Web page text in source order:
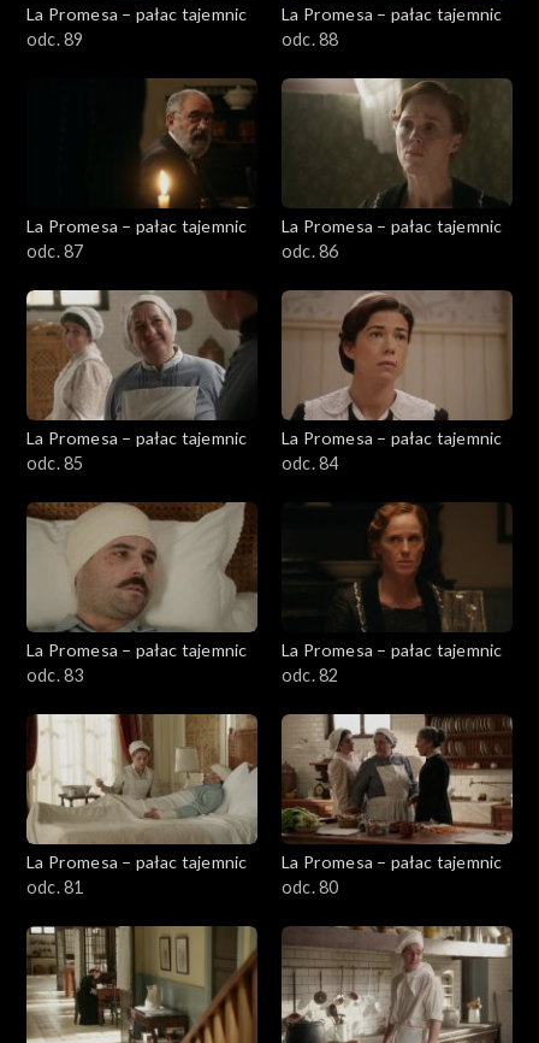
La Promesa – pałac tajemnic
odc. 89
La Promesa – pałac tajemnic
odc. 88
La Promesa – pałac tajemnic
odc. 87
La Promesa – pałac tajemnic
odc. 86
La Promesa – pałac tajemnic
odc. 85
La Promesa – pałac tajemnic
odc. 84
La Promesa – pałac tajemnic
odc. 83
La Promesa – pałac tajemnic
odc. 82
La Promesa – pałac tajemnic
odc. 81
La Promesa – pałac tajemnic
odc. 80